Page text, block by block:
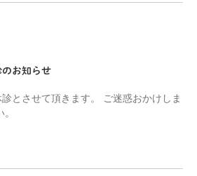
お知らせ
とさせて頂きます。 ご迷惑おかけしま